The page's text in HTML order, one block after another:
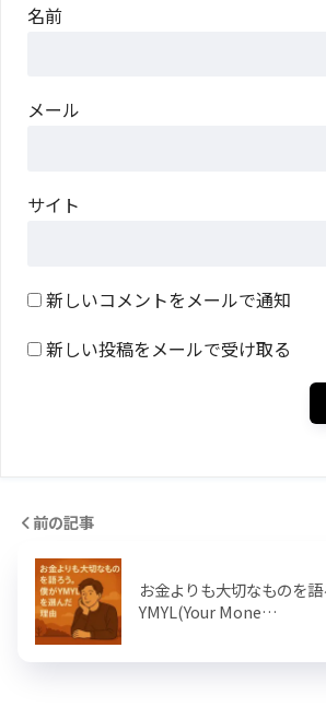
名前
メール
サイト
新しいコメントをメールで通知
新しい投稿をメールで受け取る
前の記事
お金よりも大切なものを
YMYL(Your Mone…